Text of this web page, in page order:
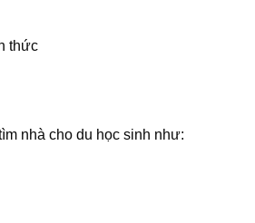
thức
nhà cho du học sinh như: